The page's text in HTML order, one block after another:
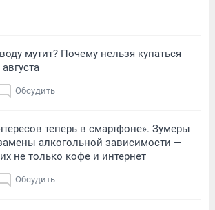
мутит? Почему нельзя купаться
Обсудить
теперь в смартфоне». Зумеры
алкогольной зависимости —
не только кофе и интернет
Обсудить